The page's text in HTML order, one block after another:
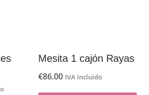
Mesita 1 cajón Rayas
€86.00 IVA incluido